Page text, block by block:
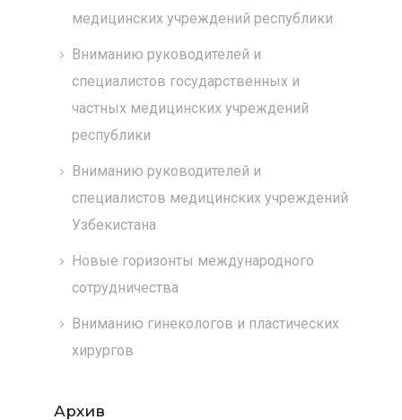
медицинских учреждений республики
Вниманию руководителей и
специалистов государственных и
частных медицинских учреждений
республики
Вниманию руководителей и
специалистов медицинских учреждений
Узбекистана
Новые горизонты международного
сотрудничества
Вниманию гинекологов и пластических
хирургов
Архив